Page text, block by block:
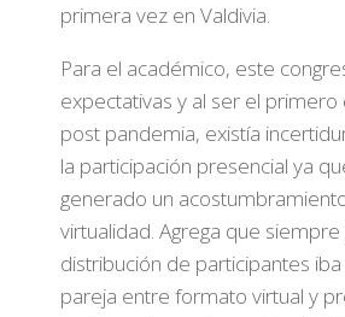
primera vez en Valdivia.
Para el académico, este
expectativas y al ser el primero
post pandemia, existía
la participación presencial ya
generado un
virtualidad. Agrega que
distribución de participantes
pareja entre formato virtual y